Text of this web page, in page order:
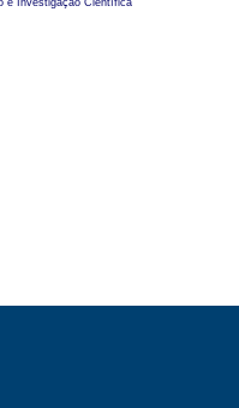
e Investigação Científica